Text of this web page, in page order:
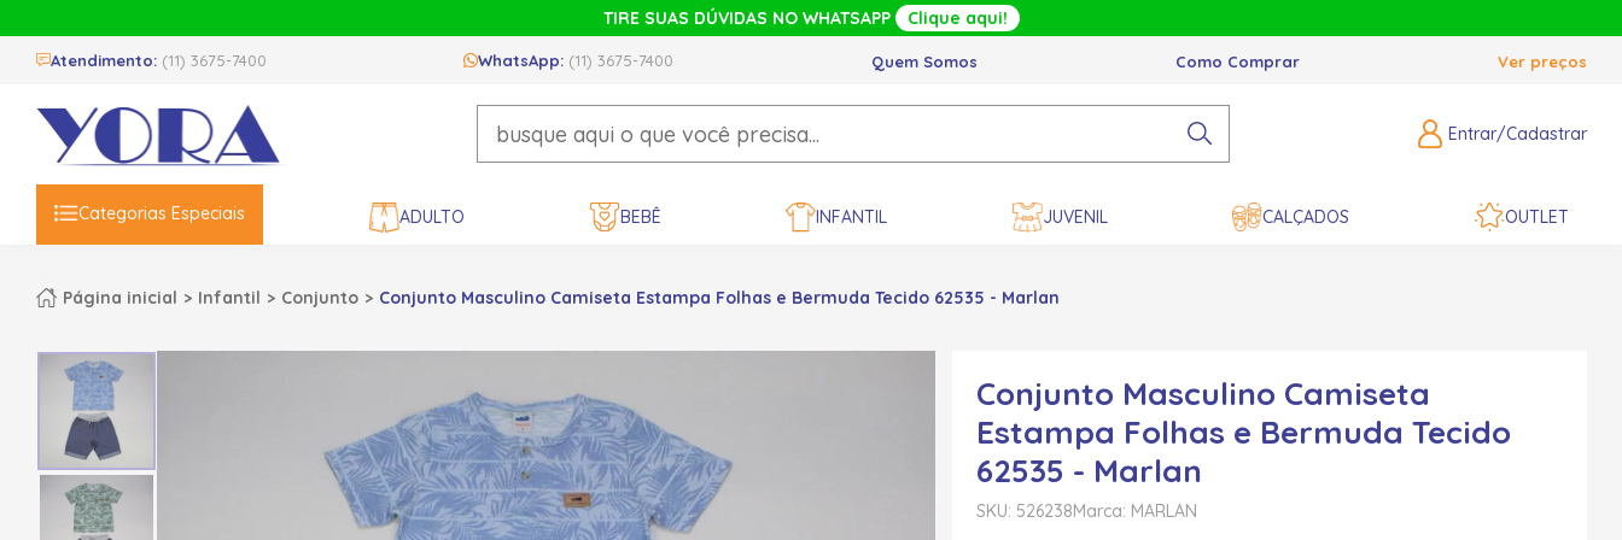
TIRE SUAS DÚVIDAS NO WHATSAPP Clique aqui!
Atendimento: (11) 3675-7400 WhatsApp: (11) 3675-7400 Quem Somos Como Comprar Ver preços
Entrar/Cadastrar
Categorias Especiais ADULTO BEBÊ INFANTIL JUVENIL CALÇADOS OUTLET
Página inicial Infantil Conjunto Conjunto Masculino Camiseta Estampa Folhas e Bermuda Tecido 62535 - Marlan
Conjunto Masculino Camiseta
Estampa Folhas e Bermuda Tecido
62535 - Marlan
SKU: 526238Marca: MARLAN